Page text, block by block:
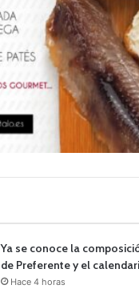
Ya se conoce la
de Preferente y el
Hace 4 horas